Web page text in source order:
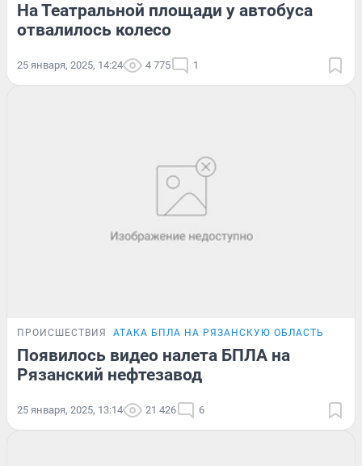
На Театральной площади у автобуса
отвалилось колесо
25 января, 2025, 14:24 4 775 1
ПРОИСШЕСТВИЯ АТАКА БПЛА НА РЯЗАНСКУЮ ОБЛАСТЬ
Появилось видео налета БПЛА на
Рязанский нефтезавод
25 января, 2025, 13:14 21 426 6